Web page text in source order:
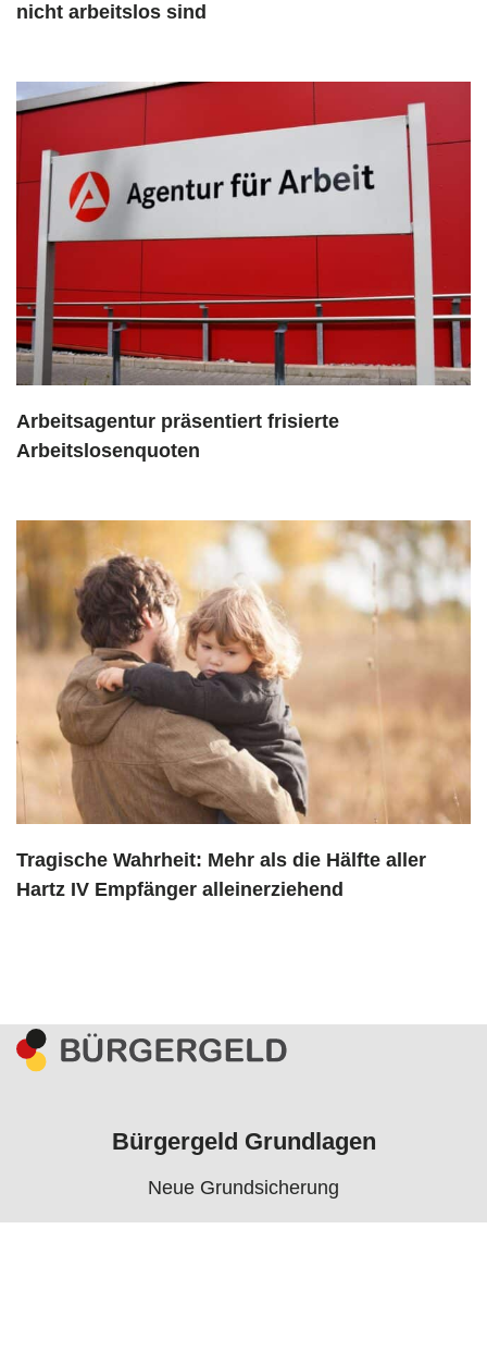
nicht arbeitslos sind
Arbeitsagentur präsentiert frisierte
Arbeitslosenquoten
Tragische Wahrheit: Mehr als die Hälfte aller
Hartz IV Empfänger alleinerziehend
Bürgergeld Grundlagen
Neue Grundsicherung